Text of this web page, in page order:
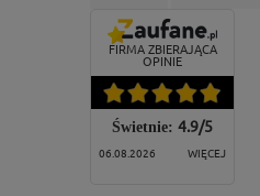
FIRMA ZBIERAJĄCA
OPINIE
Świetnie: 4.9/5
06.08.2026 WIĘCEJ